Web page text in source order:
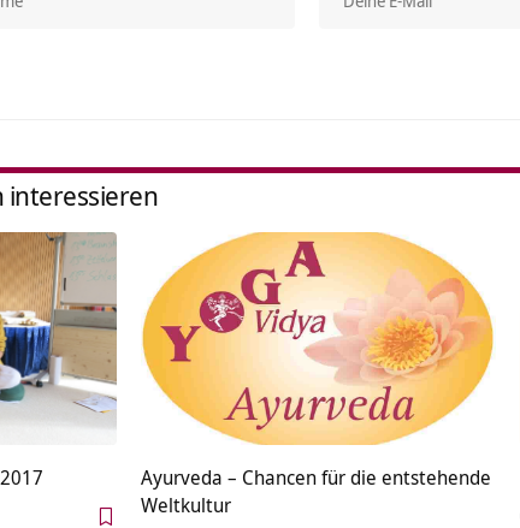
interessieren
Ayurveda – Chancen für die entstehende
Weltkultur